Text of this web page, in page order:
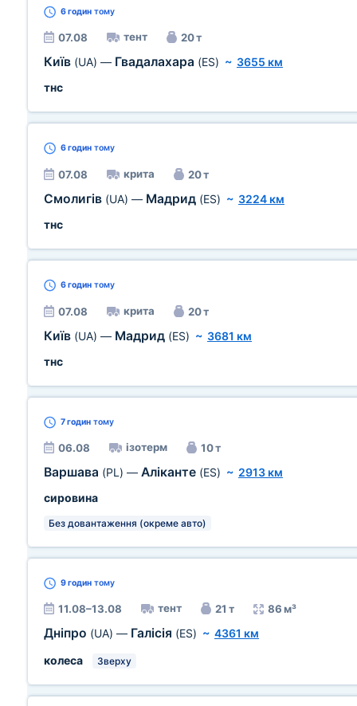
6 годин тому
07.08 тент 20 т
Київ (UA) — Гвадалахара (ES) ~ 3655 км
тнс
6 годин тому
07.08 крита 20 т
Смолигів (UA) — Мадрид (ES) ~ 3224 км
тнс
6 годин тому
07.08 крита 20 т
Київ (UA) — Мадрид (ES) ~ 3681 км
тнс
7 годин тому
06.08 ізотерм 10 т
Варшава (PL) — Аліканте (ES) ~ 2913 км
сировина
Без довантаження (окреме авто)
9 годин тому
11.08–13.08 тент 21 т 86 м³
Дніпро (UA) — Галісія (ES) ~ 4361 км
колеса
Зверху